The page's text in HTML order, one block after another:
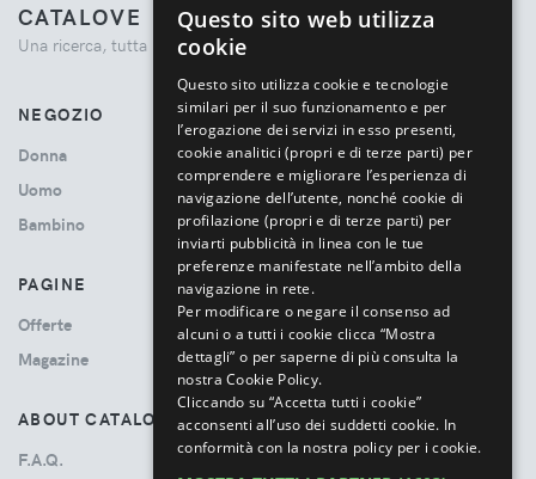
CATALOVE
Una ricerca, tutta la moda.
NEGOZIO
Donna
Uomo
Bambino
PAGINE
Offerte
Magazine
ABOUT CATALOVE
F.A.Q.
Questo sito web utilizza
cookie
Questo sito utilizza cookie e tecnologie
similari per il suo funzionamento e per
l’erogazione dei servizi in esso presenti,
cookie analitici (propri e di terze parti) per
comprendere e migliorare l’esperienza di
navigazione dell’utente, nonché cookie di
profilazione (propri e di terze parti) per
inviarti pubblicità in linea con le tue
preferenze manifestate nell’ambito della
navigazione in rete.
Per modificare o negare il consenso ad
alcuni o a tutti i cookie clicca “Mostra
dettagli” o per saperne di più consulta la
nostra Cookie Policy.
Cliccando su “Accetta tutti i cookie”
acconsenti all’uso dei suddetti cookie. In
conformità con la nostra policy per i cookie.